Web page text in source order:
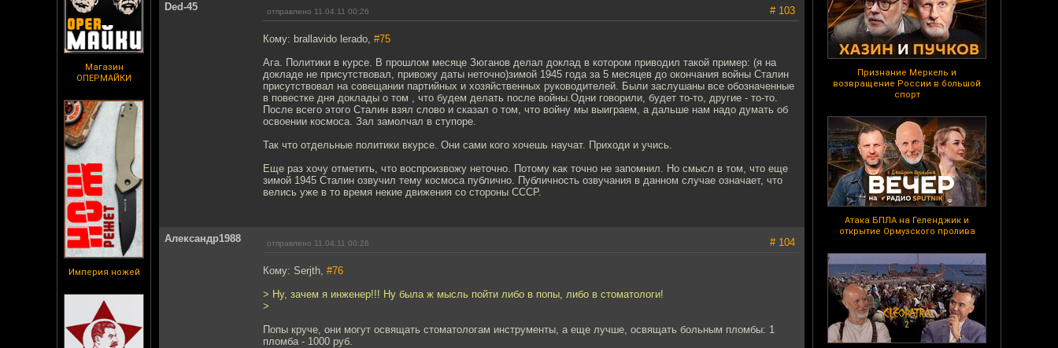
Магазин
ОПЕРМАЙКИ
Империя ножей
Признание Меркель и
возвращение России в большой
спорт
Атака БПЛА на Геленджик и
открытие Ормузского пролива
Ded-45 отправлено 11.04.11 00:26 # 103
Кому: brallavido lerado, #75
Ага. Политики в курсе. В прошлом месяце Зюганов делал доклад в котором приводил такой пример: (я на
докладе не присутствовал, привожу даты неточно)зимой 1945 года за 5 месяцев до окончания войны Сталин
присутствовал на совещании партийных и хозяйственных руководителей. Были заслушаны все обозначенные
в повестке дня доклады о том , что будем делать после войны.Одни говорили, будет то-то, другие - то-то.
После всего этого Сталин взял слово и сказал о том, что войну мы выиграем, а дальше нам надо думать об
освоении космоса. Зал замолчал в ступоре.
Так что отдельные политики вкурсе. Они сами кого хочешь научат. Приходи и учись.
Еще раз хочу отметить, что воспроизвожу неточно. Потому как точно не запомнил. Но смысл в том, что еще
зимой 1945 Сталин озвучил тему космоса публично. Публичность озвучания в данном случае означает, что
велись уже в то время некие движения со стороны СССР.
Александр1988 отправлено 11.04.11 00:26 # 104
Кому: Serjth, #76
> Ну, зачем я инженер!!! Ну была ж мысль пойти либо в попы, либо в стоматологи!
>
Попы круче, они могут освящать стоматологам инструменты, а еще лучше, освящать больным пломбы: 1
пломба - 1000 руб.